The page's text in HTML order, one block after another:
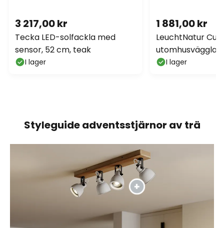
3 217,00 kr
Tecka LED-solfackla med
sensor, 52 cm, teak
I lager
1 881,00 kr
LeuchtNatur
träI lager
Styleguide adventsstjärnor av trä